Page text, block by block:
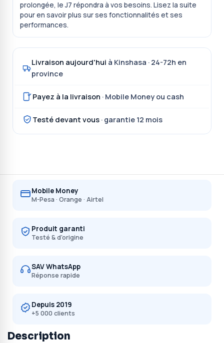
prolongée, le J7 répondra à vos besoins. Lisez la suite
pour en savoir plus sur ses fonctionnalités et ses
performances.
Livraison aujourd'hui à Kinshasa · 24-72h en
province
Payez à la livraison · Mobile Money ou cash
Testé devant vous · garantie 12 mois
Mobile Money
M-Pesa · Orange · Airtel
Produit garanti
Testé & d'origine
SAV WhatsApp
Réponse rapide
Depuis 2019
+5 000 clients
Description